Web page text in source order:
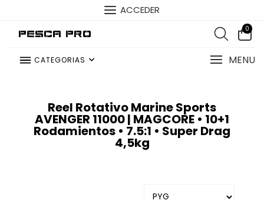
ACCEDER
Pesca Pro 0
CATEGORIAS MENU
Reel Rotativo Marine Sports
AVENGER 11000 | MAGCORE • 10+1
Rodamientos • 7.5:1 • Super Drag
4,5kg